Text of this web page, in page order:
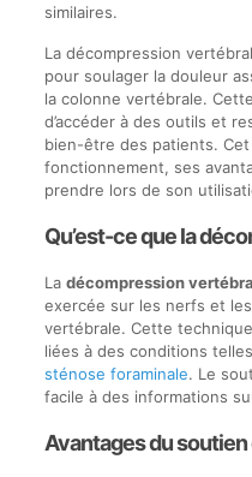
similaires.
La décompression
pour soulager la douleur
la colonne vertébrale.
d’accéder à des outils et
bien-être des patients.
fonctionnement, ses
prendre lors de son
Qu’est-ce que la
La décompression
exercée sur les nerfs et
vertébrale. Cette
liées à des conditions
sténose foraminale. Le
facile à des informations
Avantages du soutien